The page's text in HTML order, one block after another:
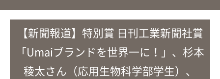
【新聞報道】特別賞 日刊工業新聞社賞
「Umaiブランドを世界一に！」、杉本
稜太さん（応用生物科学部学生）、